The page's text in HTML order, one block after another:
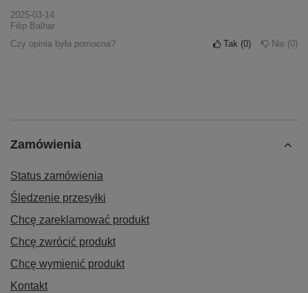
2025-03-14
Filip Balhar
Czy opinia była pomocna?
Tak 0 Nie 0
Zamówienia
Status zamówienia
Śledzenie przesyłki
Chcę zareklamować produkt
Chcę zwrócić produkt
Chcę wymienić produkt
Kontakt